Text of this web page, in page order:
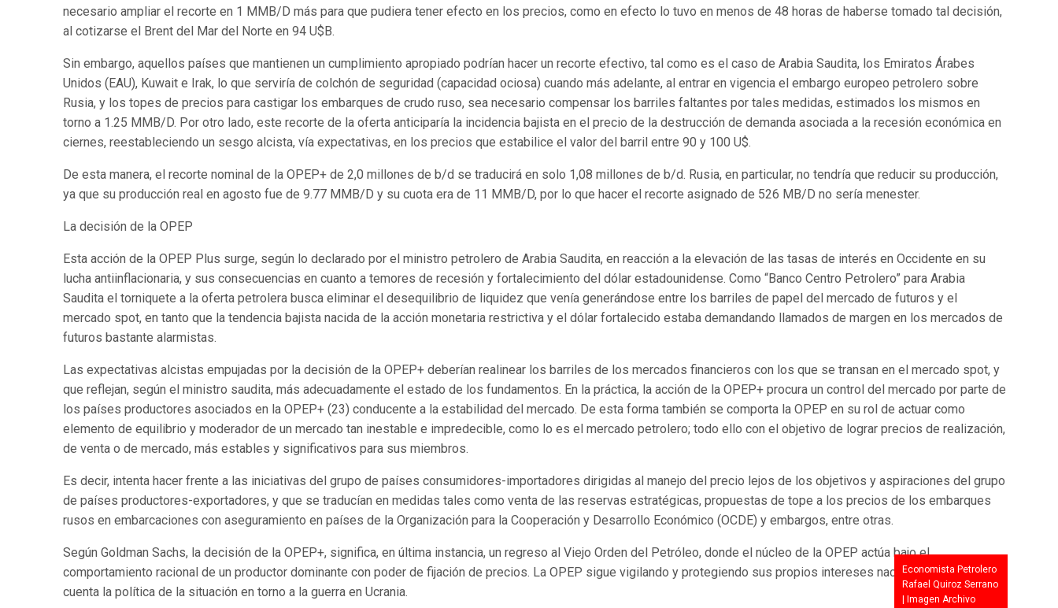
necesario ampliar el recorte en 1 MMB/D más para que pudiera tener efecto en los precios, como en efecto lo tuvo en menos de 48 horas de haberse tomado tal decisión,
al cotizarse el Brent del Mar del Norte en 94 U$B.
Sin embargo, aquellos países que mantienen un cumplimiento apropiado podrían hacer un recorte efectivo, tal como es el caso de Arabia Saudita, los Emiratos Árabes
Unidos (EAU), Kuwait e Irak, lo que serviría de colchón de seguridad (capacidad ociosa) cuando más adelante, al entrar en vigencia el embargo europeo petrolero sobre
Rusia, y los topes de precios para castigar los embarques de crudo ruso, sea necesario compensar los barriles faltantes por tales medidas, estimados los mismos en
torno a 1.25 MMB/D. Por otro lado, este recorte de la oferta anticiparía la incidencia bajista en el precio de la destrucción de demanda asociada a la recesión económica en
ciernes, reestableciendo un sesgo alcista, vía expectativas, en los precios que estabilice el valor del barril entre 90 y 100 U$.
De esta manera, el recorte nominal de la OPEP+ de 2,0 millones de b/d se traducirá en solo 1,08 millones de b/d. Rusia, en particular, no tendría que reducir su producción,
ya que su producción real en agosto fue de 9.77 MMB/D y su cuota era de 11 MMB/D, por lo que hacer el recorte asignado de 526 MB/D no sería menester.
La decisión de la OPEP
Esta acción de la OPEP Plus surge, según lo declarado por el ministro petrolero de Arabia Saudita, en reacción a la elevación de las tasas de interés en Occidente en su
lucha antiinflacionaria, y sus consecuencias en cuanto a temores de recesión y fortalecimiento del dólar estadounidense. Como “Banco Centro Petrolero” para Arabia
Saudita el torniquete a la oferta petrolera busca eliminar el desequilibrio de liquidez que venía generándose entre los barriles de papel del mercado de futuros y el
mercado spot, en tanto que la tendencia bajista nacida de la acción monetaria restrictiva y el dólar fortalecido estaba demandando llamados de margen en los mercados de
futuros bastante alarmistas.
Las expectativas alcistas empujadas por la decisión de la OPEP+ deberían realinear los barriles de los mercados financieros con los que se transan en el mercado spot, y
que reflejan, según el ministro saudita, más adecuadamente el estado de los fundamentos. En la práctica, la acción de la OPEP+ procura un control del mercado por parte de
los países productores asociados en la OPEP+ (23) conducente a la estabilidad del mercado. De esta forma también se comporta la OPEP en su rol de actuar como
elemento de equilibrio y moderador de un mercado tan inestable e impredecible, como lo es el mercado petrolero; todo ello con el objetivo de lograr precios de realización,
de venta o de mercado, más estables y significativos para sus miembros.
Es decir, intenta hacer frente a las iniciativas del grupo de países consumidores-importadores dirigidas al manejo del precio lejos de los objetivos y aspiraciones del grupo
de países productores-exportadores, y que se traducían en medidas tales como venta de las reservas estratégicas, propuestas de tope a los precios de los embarques
rusos en embarcaciones con aseguramiento en países de la Organización para la Cooperación y Desarrollo Económico (OCDE) y embargos, entre otras.
Según Goldman Sachs, la decisión de la OPEP+, significa, en última instancia, un regreso al Viejo Orden del Petróleo, donde el núcleo de la OPEP actúa bajo el
comportamiento racional de un productor dominante con poder de fijación de precios. La OPEP sigue vigilando y protegiendo sus propios intereses nacionales, sin tener en
cuenta la política de la situación en torno a la guerra en Ucrania.
Economista Petrolero
Rafael Quiroz Serrano
| Imagen Archivo